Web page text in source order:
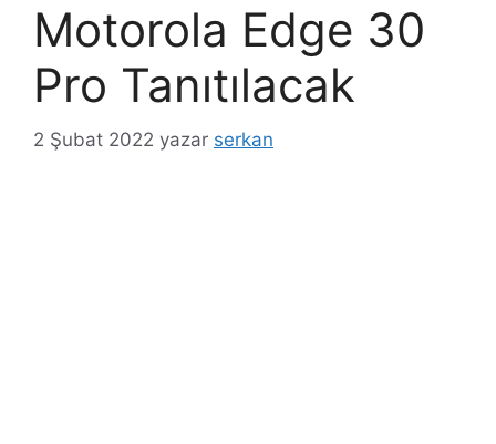
Motorola Edge 30
Pro Tanıtılacak
2 Şubat 2022 yazar serkan